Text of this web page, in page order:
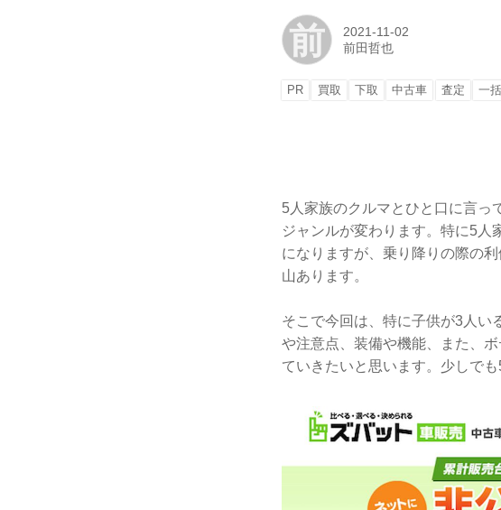
前
2021-11-02
前田哲也
PR 買取 下取 中古車 査定 一
5人家族のクルマとひと口に言っ
ジャンルが変わります。特に5人
になりますが、乗り降りの際の
山あります。
そこで今回は、特に子供が3人い
や注意点、装備や機能、また、
ていきたいと思います。少しで